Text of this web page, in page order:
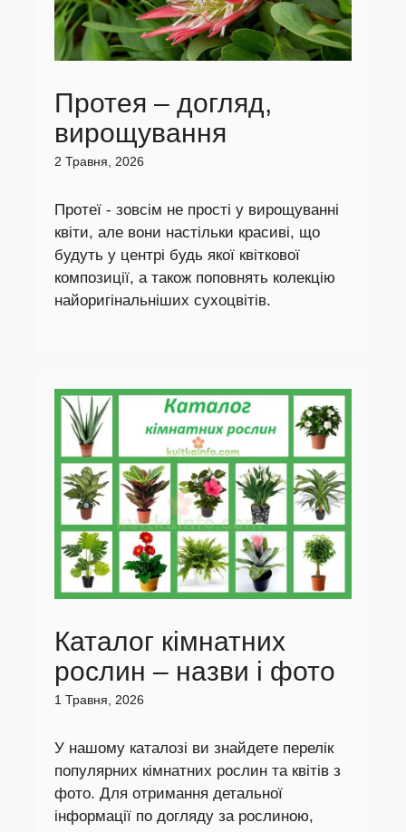
Протея – догляд,
вирощування
2 Травня, 2026
Протеї - зовсім не прості у вирощуванні
квіти, але вони настільки красиві, що
будуть у центрі будь якої квіткової
композиції, а також поповнять колекцію
найоригінальніших сухоцвітів.
Каталог кімнатних
рослин – назви і фото
1 Травня, 2026
У нашому каталозі ви знайдете перелік
популярних кімнатних рослин та квітів з
фото. Для отримання детальної
інформації по догляду за рослиною,